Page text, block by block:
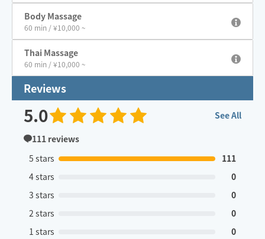
Body Massage
60 min / ¥10,000 ~
Thai Massage
60 min / ¥10,000 ~
Reviews
5.0
See All
111 reviews
5 stars
111
4 stars
0
3 stars
0
2 stars
0
1 stars
0